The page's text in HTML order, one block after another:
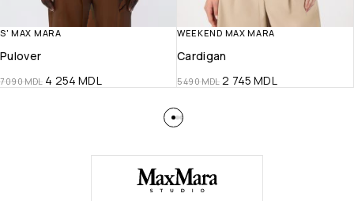
S' MAX MARA
Pulover
7 090MDL 4 254MDL
WEEKEND MAX MARA
Cardigan
5 490MDL 2 745MDL